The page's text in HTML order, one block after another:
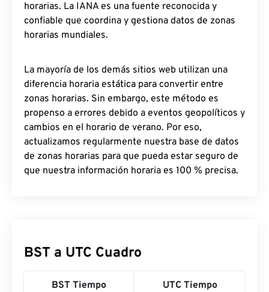
horarias. La IANA es una fuente reconocida y
confiable que coordina y gestiona datos de zonas
horarias mundiales.
La mayoría de los demás sitios web utilizan una
diferencia horaria estática para convertir entre
zonas horarias. Sin embargo, este método es
propenso a errores debido a eventos geopolíticos y
cambios en el horario de verano. Por eso,
actualizamos regularmente nuestra base de datos
de zonas horarias para que pueda estar seguro de
que nuestra información horaria es 100 % precisa.
BST a UTC Cuadro
BST Tiempo UTC Tiempo